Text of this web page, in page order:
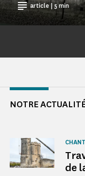
article | 5 min
NOTRE
de